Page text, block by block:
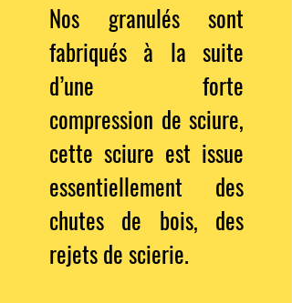
Nos granulés sont
fabriqués à la suite
d’une forte
compression de sciure,
cette sciure est issue
essentiellement des
chutes de bois, des
rejets de scierie.